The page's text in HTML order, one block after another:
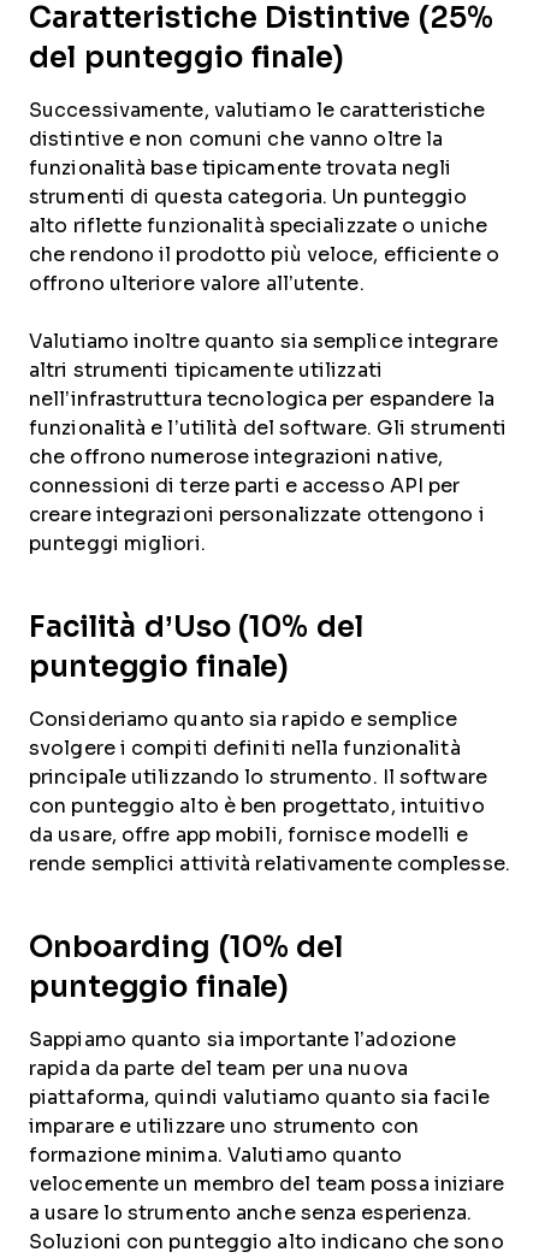
Caratteristiche Distintive (25%
del punteggio finale)
Successivamente, valutiamo le caratteristiche
distintive e non comuni che vanno oltre la
funzionalità base tipicamente trovata negli
strumenti di questa categoria. Un punteggio
alto riflette funzionalità specializzate o uniche
che rendono il prodotto più veloce, efficiente o
offrono ulteriore valore all’utente.
Valutiamo inoltre quanto sia semplice integrare
altri strumenti tipicamente utilizzati
nell’infrastruttura tecnologica per espandere la
funzionalità e l’utilità del software. Gli strumenti
che offrono numerose integrazioni native,
connessioni di terze parti e accesso API per
creare integrazioni personalizzate ottengono i
punteggi migliori.
Facilità d’Uso (10% del
punteggio finale)
Consideriamo quanto sia rapido e semplice
svolgere i compiti definiti nella funzionalità
principale utilizzando lo strumento. Il software
con punteggio alto è ben progettato, intuitivo
da usare, offre app mobili, fornisce modelli e
rende semplici attività relativamente complesse.
Onboarding (10% del
punteggio finale)
Sappiamo quanto sia importante l’adozione
rapida da parte del team per una nuova
piattaforma, quindi valutiamo quanto sia facile
imparare e utilizzare uno strumento con
formazione minima. Valutiamo quanto
velocemente un membro del team possa iniziare
a usare lo strumento anche senza esperienza.
Soluzioni con punteggio alto indicano che sono